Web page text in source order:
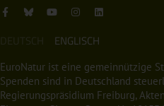
DEUTSCH ENGLISCH
EuroNatur ist eine gemeinnützige
Spenden sind in Deutschland
Regierungspräsidium Freiburg,